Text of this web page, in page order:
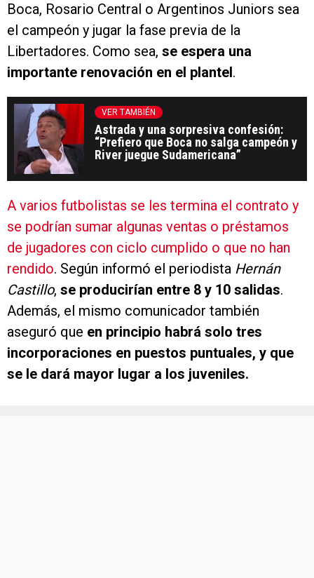
Boca, Rosario Central o Argentinos Juniors sea
el campeón y jugar la fase previa de la
Libertadores. Como sea, se espera una
importante renovación en el plantel .
VER TAMBIÉN
Astrada y una sorpresiva confesión:
“Prefiero que Boca no salga campeón y
River juegue Sudamericana”
A varios futbolistas se les termina el contrato y
se podrían sumar algunas ventas o préstamos
de jugadores con ciclo cumplido o que no han
rendido. Según informó el periodista Hernán
Castillo, se producirían entre 8 y 10 salidas.
Además, el mismo comunicador también
aseguró que en principio habrá solo tres
incorporaciones en puestos puntuales, y que
se le dará mayor lugar a los juveniles.